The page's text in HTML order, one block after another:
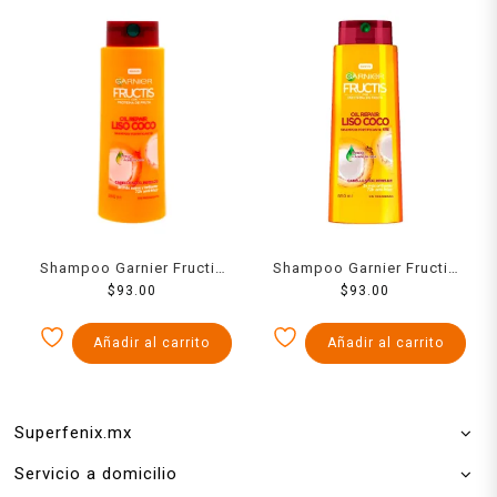
Shampoo Garnier Fructis
oil repair liso coco
650 ml
$ 93.00
Añadir al carrito
Shampoo Garnier Fructis
oil repair liso coco 650 ml
$ 93.00
Añadir al carrito
Superfenix.mx
Servicio a domicilio